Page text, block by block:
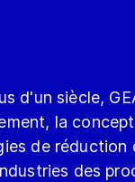
d'un siècle,
la
de réduction
des